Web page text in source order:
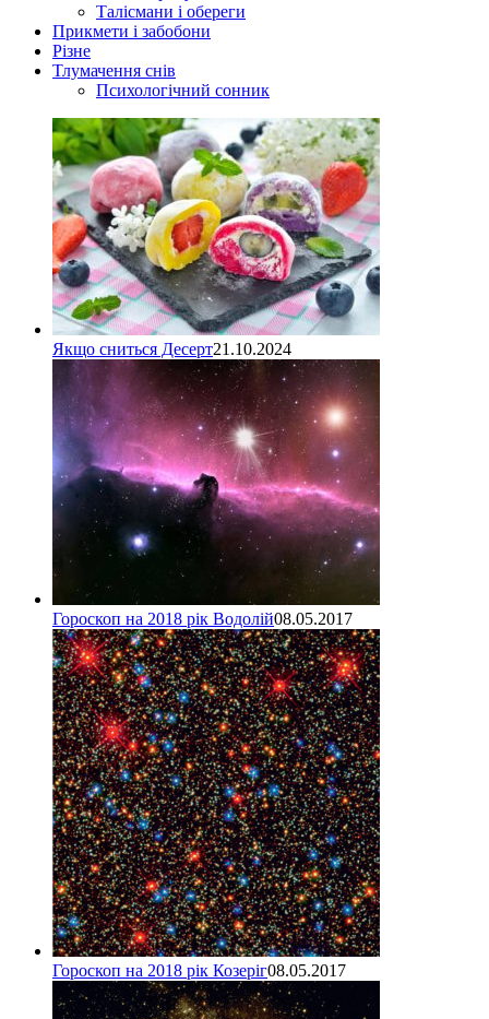
Талісмани і обереги
Прикмети і забобони
Різне
Тлумачення снів
Психологічний сонник
Якщо сниться Десерт21.10.2024
Гороскоп на 2018 рік Водолій08.05.2017
Гороскоп на 2018 рік Козеріг08.05.2017